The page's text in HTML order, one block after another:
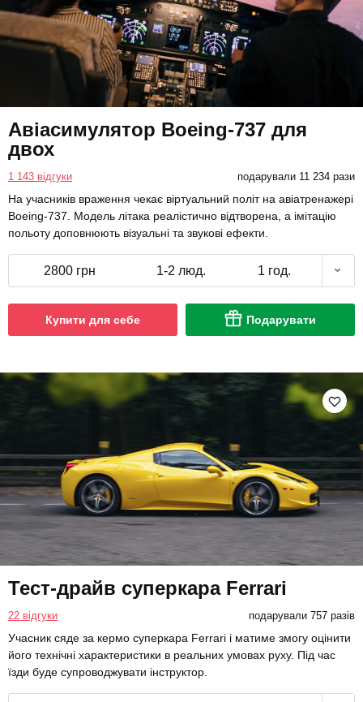
Авіасимулятор Boeing-737 для
двох
1 143 відгуки подарували 11 234 рази
На учасників враження чекає віртуальний політ на авіатренажері
Boeing-737. Модель літака реалістично відтворена, а імітацію
польоту доповнюють візуальні та звукові ефекти.
2800 грн 1-2 люд. 1 год.
Купити для себе Подарувати
Тест-драйв суперкара Ferrari
22 відгуки подарували 757 разів
Учасник сяде за кермо суперкара Ferrari і матиме змогу оцінити
його технічні характеристики в реальних умовах руху. Під час
їзди буде супроводжувати інструктор.